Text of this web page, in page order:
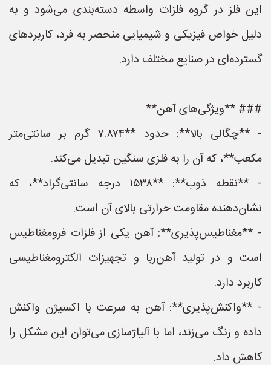
این فلز در گروه فلزات واسطه دسته‌بندی می‌شود و به
دلیل خواص فیزیکی و شیمیایی منحصر به فرد، کاربردهای
گسترده‌ای در صنایع مختلف دارد.
### **ویژگی‌های آهن**
- **چگالی بالا**: حدود **۷.۸۷۴ گرم بر سانتی‌متر
مکعب**، که آن را به فلزی سنگین تبدیل می‌کند.
- **نقطه ذوب**: **۱۵۳۸ درجه سانتی‌گراد**، که
نشان‌دهنده مقاومت حرارتی بالای آن است.
- **مغناطیس‌پذیری**: آهن یکی از فلزات فرومغناطیس
است و در تولید آهن‌ربا و تجهیزات الکترومغناطیسی
کاربرد دارد.
- **واکنش‌پذیری**: آهن به سرعت با اکسیژن واکنش
داده و زنگ می‌زند، اما با آلیاژسازی می‌توان این مشکل را
کاهش داد.